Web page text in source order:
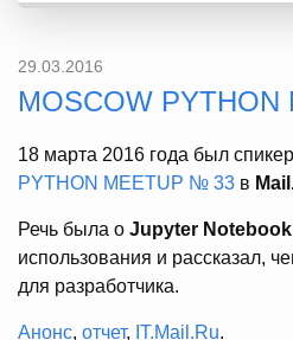
29.03.2016
MOSCOW
18 марта 2016 года был
PYTHON MEETUP № 33 в
Речь была о Jupyter Notebook
использования и рассказал,
для разработчика.
Анонс, отчет, IT.Mail.Ru.